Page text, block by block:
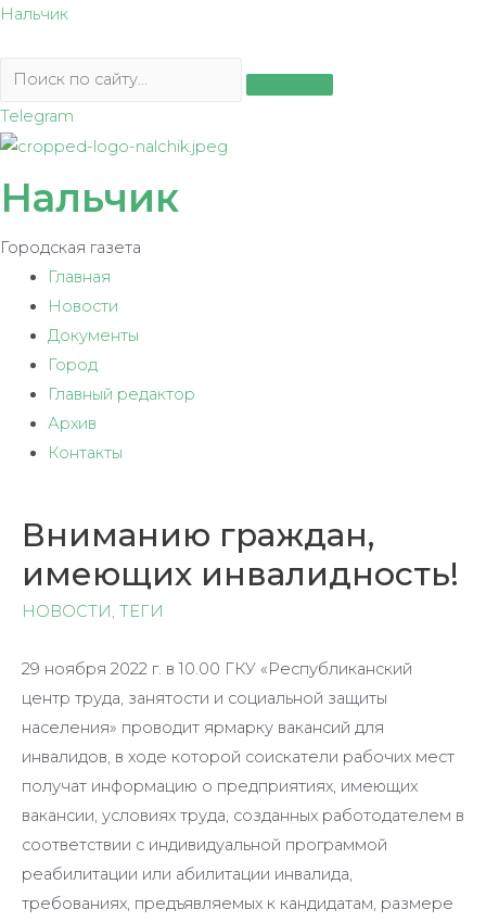
Перейти
содержимому
Нальчик
Telegram
Нальчик
Городская газета
Главная
Новости
Документы
Город
Главный редактор
Архив
Контакты
Вниманию граждан,
имеющих инвалидность!
НОВОСТИ, ТЕГИ
29 ноября 2022 г. в 10.00 ГКУ «Республиканский
центр труда, занятости и социальной защиты
населения» проводит ярмарку вакансий для
инвалидов, в ходе которой соискатели рабочих мест
получат информацию о предприятиях, имеющих
вакансии, условиях труда, созданных работодателем в
соответствии с индивидуальной программой
реабилитации или абилитации инвалида,
требованиях, предъявляемых к кандидатам, размере